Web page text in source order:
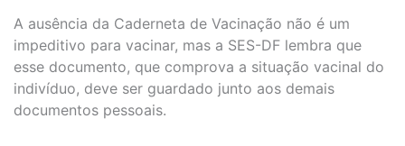
A ausência da Caderneta de Vacinação não é um
impeditivo para vacinar, mas a SES-DF lembra que
esse documento, que comprova a situação vacinal do
indivíduo, deve ser guardado junto aos demais
documentos pessoais.